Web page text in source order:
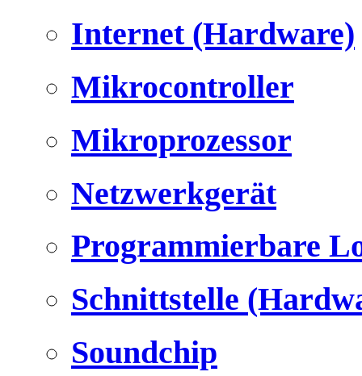
Internet (Hardware)
Mikrocontroller
Mikroprozessor
Netzwerkgerät
Programmierbare
Schnittstelle
Soundchip